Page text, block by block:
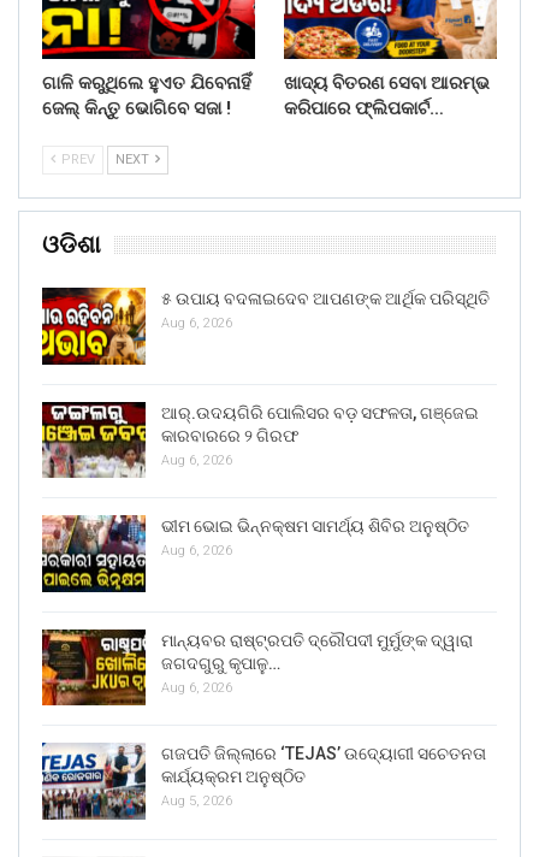
ଗାଳି କରୁଥିଲେ ହୁଏତ ଯିବେନାହିଁ
ଜେଲ୍ କିନ୍ତୁ ଭୋଗିବେ ସଜା !
ଖାଦ୍ୟ ବିତରଣ ସେବା ଆରମ୍ଭ
କରିପାରେ ଫ୍ଲିପକାର୍ଟ…
PREV NEXT
ଓଡିଶା
୫ ଉପାୟ ବଦଳାଇଦେବ ଆପଣଙ୍କ ଆର୍ଥିକ ପରିସ୍ଥିତି
Aug 6, 2026
ଆର୍.ଉଦୟଗିରି ପୋଲିସର ବଡ଼ ସଫଳତା, ଗଞ୍ଜେଇ
କାରବାରରେ ୨ ଗିରଫ
Aug 6, 2026
ଭୀମ ଭୋଇ ଭିନ୍ନକ୍ଷମ ସାମର୍ଥ୍ୟ ଶିବିର ଅନୁଷ୍ଠିତ
Aug 6, 2026
ମାନ୍ୟବର ରାଷ୍ଟ୍ରପତି ଦ୍ରୌପଦୀ ମୁର୍ମୁଙ୍କ ଦ୍ୱାରା
ଜଗଦଗୁରୁ କୃପାଳୁ…
Aug 6, 2026
ଗଜପତି ଜିଲ୍ଲାରେ ‘TEJAS’ ଉଦ୍ୟୋଗୀ ସଚେତନତା
କାର୍ଯ୍ୟକ୍ରମ ଅନୁଷ୍ଠିତ
Aug 5, 2026